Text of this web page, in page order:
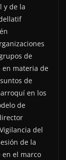
y de la
de
en materia de
de
en los
de
del
de la
en el marco